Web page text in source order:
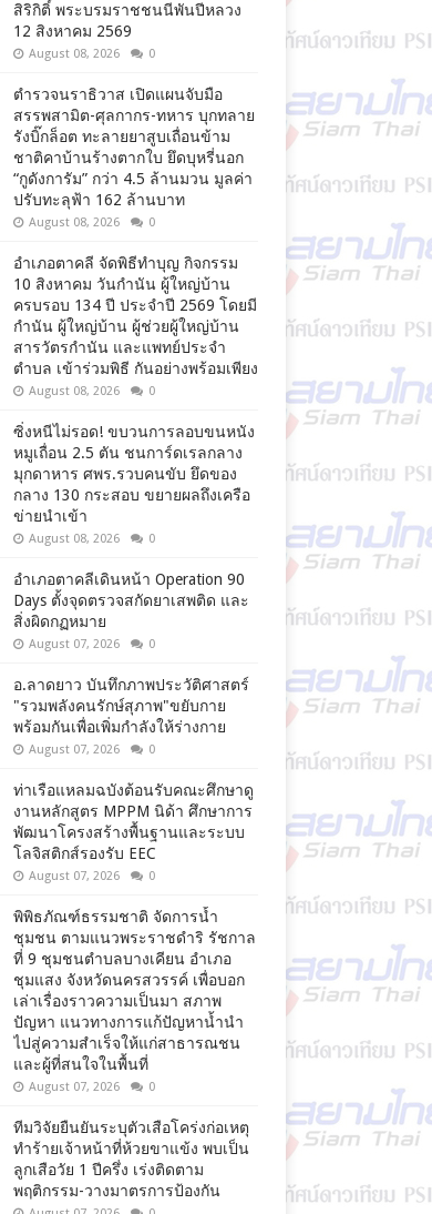
สิริกิติ์ พระบรมราชชนนีพันปีหลวง
12 สิงหาคม 2569
August 08, 2026 0
ตำรวจนราธิวาส เปิดแผนจับมือ
สรรพสามิต-ศุลกากร-ทหาร บุกทลาย
รังบิ๊กล็อต ทะลายยาสูบเถื่อนข้าม
ชาติคาบ้านร้างตากใบ ยึดบุหรี่นอก
“กูดังการัม” กว่า 4.5 ล้านมวน มูลค่า
ปรับทะลุฟ้า 162 ล้านบาท
August 08, 2026 0
อำเภอตาคลี จัดพิธีทำบุญ กิจกรรม
10 สิงหาคม วันกำนัน ผู้ใหญ่บ้าน
ครบรอบ 134 ปี ประจำปี 2569 โดยมี
กำนัน ผู้ใหญ่บ้าน ผู้ช่วยผู้ใหญ่บ้าน
สารวัตรกำนัน และแพทย์ประจำ
ตำบล เข้าร่วมพิธี กันอย่างพร้อมเพียง
August 08, 2026 0
ซิ่งหนีไม่รอด! ขบวนการลอบขนหนัง
หมูเถื่อน 2.5 ตัน ชนการ์ดเรลกลาง
มุกดาหาร ศพร.รวบคนขับ ยึดของ
กลาง 130 กระสอบ ขยายผลถึงเครือ
ข่ายนำเข้า
August 08, 2026 0
อำเภอตาคลีเดินหน้า Operation 90
Days ตั้งจุดตรวจสกัดยาเสพติด และ
สิ่งผิดกฏหมาย
August 07, 2026 0
อ.ลาดยาว บันทึกภาพประวัติศาสตร์
"รวมพลังคนรักษ์สุภาพ"ขยับกาย
พร้อมกันเพื่อเพิ่มกำลังให้ร่างกาย
August 07, 2026 0
ท่าเรือแหลมฉบังต้อนรับคณะศึกษาดู
งานหลักสูตร MPPM นิด้า ศึกษาการ
พัฒนาโครงสร้างพื้นฐานและระบบ
โลจิสติกส์รองรับ EEC
August 07, 2026 0
พิพิธภัณฑ์ธรรมชาติ จัดการน้ำ
ชุมชน ตามแนวพระราชดำริ รัชกาล
ที่ 9 ชุมชนตำบลบางเคียน อำเภอ
ชุมแสง จังหวัดนครสวรรค์ เพื่อบอก
เล่าเรื่องราวความเป็นมา สภาพ
ปัญหา แนวทางการแก้ปัญหาน้ำนำ
ไปสู่ความสำเร็จให้แก่สาธารณชน
และผู้ที่สนใจในพื้นที่
August 07, 2026 0
ทีมวิจัยยืนยันระบุตัวเสือโคร่งก่อเหตุ
ทำร้ายเจ้าหน้าที่ห้วยขาแข้ง พบเป็น
ลูกเสือวัย 1 ปีครึ่ง เร่งติดตาม
พฤติกรรม-วางมาตรการป้องกัน